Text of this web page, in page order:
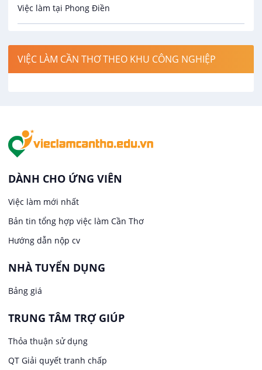
Công nghệ thực phẩm
Điện / Điện tử / Điện lạnh
Hàng hải / Hàng không
In ấn / Xuất bản
Kế toán
Lái xe
Lao Động Phổ Thông
Lễ tân
May mặc
Ngân hàng
Việc làm tại Phong Điền
Việc làm tại Cái Khế
Việc làm tại An Bình
Việc làm tại Long Tuyền
Việc làm tại Hưng Phú
Việc làm tại Phước Thới
Việc làm tại Thới Long
Việc làm tại Trung Nhất
Việc làm tại Thuận Hưng
VIỆC LÀM CẦN THƠ THEO KHU CÔNG NGHIỆP
DÀNH CHO ỨNG VIÊN
Việc làm mới nhất
Bản tin tổng hợp việc làm Cần Thơ
Hướng dẫn nộp cv
NHÀ TUYỂN DỤNG
Bảng giá
TRUNG TÂM TRỢ GIÚP
Thỏa thuận sử dụng
QT Giải quyết tranh chấp